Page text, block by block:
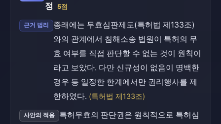
정 5점
근거 법리
종래에는 무효심판제도(특허법 제133조)
와의 관계에서 침해소송 법원이 특허의 무
효 여부를 직접 판단할 수 없는 것이 원칙이
라고 보았다. 다만 신규성이 없음이 명백한
경우 등 일정한 한계에서만 권리행사를 제
한하였다. (특허법 제133조)
사안의 적용
특허무효의 판단권은 원칙적으로 특허심